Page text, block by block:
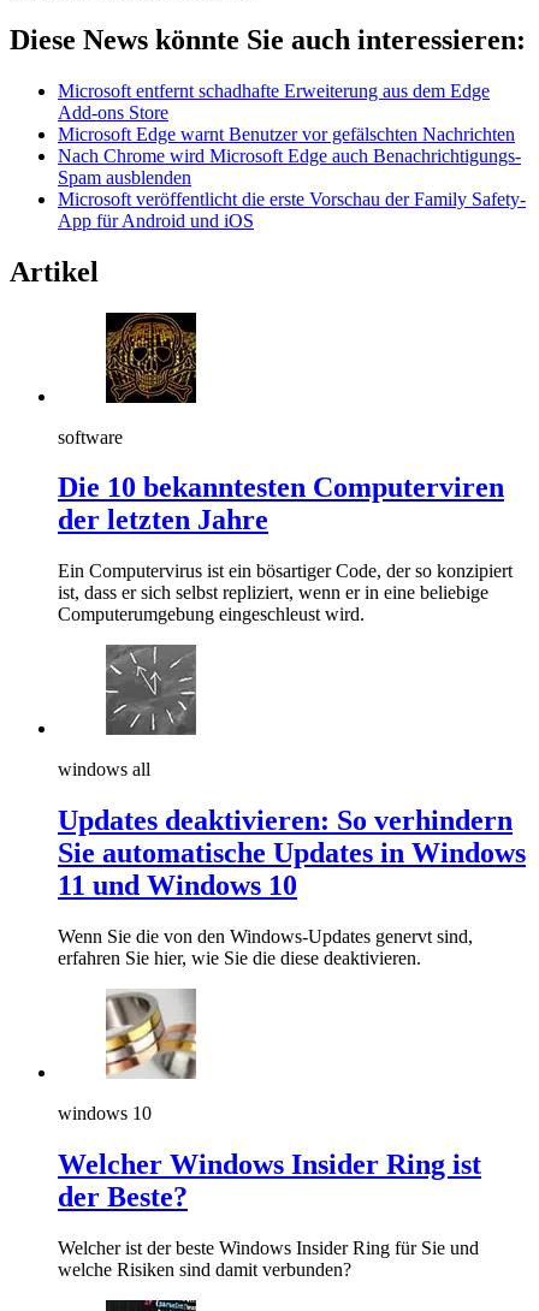
Diese News könnte Sie auch interessieren:
Microsoft entfernt schadhafte Erweiterung aus dem Edge
Add-ons Store
Microsoft Edge warnt Benutzer vor gefälschten Nachrichten
Nach Chrome wird Microsoft Edge auch Benachrichtigungs-
Spam ausblenden
Microsoft veröffentlicht die erste Vorschau der Family Safety-
App für Android und iOS
Artikel
software
Die 10 bekanntesten Computerviren
der letzten Jahre
Ein Computervirus ist ein bösartiger Code, der so konzipiert
ist, dass er sich selbst repliziert, wenn er in eine beliebige
Computerumgebung eingeschleust wird.
windows all
Updates deaktivieren: So verhindern
Sie automatische Updates in Windows
11 und Windows 10
Wenn Sie die von den Windows-Updates genervt sind,
erfahren Sie hier, wie Sie die diese deaktivieren.
windows 10
Welcher Windows Insider Ring ist
der Beste?
Welcher ist der beste Windows Insider Ring für Sie und
welche Risiken sind damit verbunden?